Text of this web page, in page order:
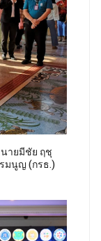
ายมีชัย ฤชุ
มนูญ (กรธ.)